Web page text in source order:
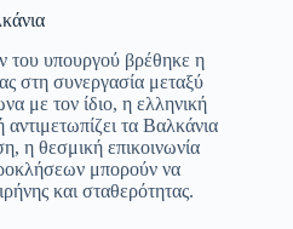
του υπουργού βρέθηκε η
στη συνεργασία μεταξύ
με τον ίδιο, η ελληνική
αντιμετωπίζει τα Βαλκάνια
η θεσμική επικοινωνία
μπορούν να
και σταθερότητας.